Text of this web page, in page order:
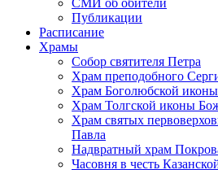
СМИ об обители
Публикации
Расписание
Храмы
Собор святителя Петра
Храм преподобного
Храм Боголюбской
Храм Толгской иконы
Храм святых
Павла
Надвратный храм
Часовня в честь